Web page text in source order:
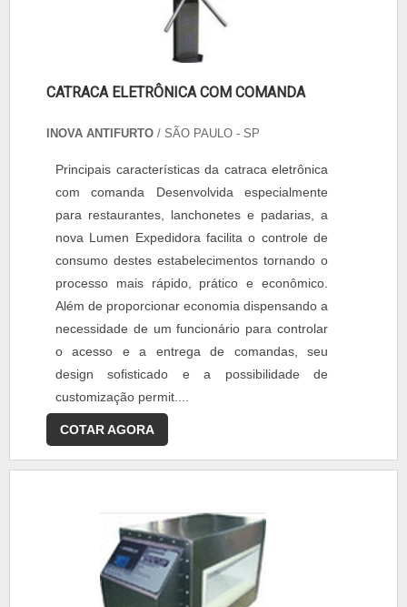
CATRACA ELETRÔNICA COM COMANDA
INOVA ANTIFURTO / SÃO PAULO - SP
Principais características da catraca eletrônica
com comanda Desenvolvida especialmente
para restaurantes, lanchonetes e padarias, a
nova Lumen Expedidora facilita o controle de
consumo destes estabelecimentos tornando o
processo mais rápido, prático e econômico.
Além de proporcionar economia dispensando a
necessidade de um funcionário para controlar
o acesso e a entrega de comandas, seu
design sofisticado e a possibilidade de
customização permit....
COTAR AGORA